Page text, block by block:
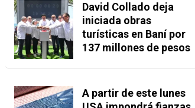
David Collado deja
iniciada obras
turísticas en Baní por
137 millones de pesos
A partir de este lunes